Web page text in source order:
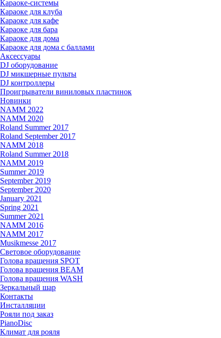
Караоке-системы
Караоке для клуба
Караоке для кафе
Караоке для бара
Караоке для дома
Караоке для дома с баллами
Аксессуары
DJ оборудование
DJ микшерные пульты
DJ контроллеры
Проигрыватели виниловых пластинок
Новинки
NAMM 2022
NAMM 2020
Roland Summer 2017
Roland September 2017
NAMM 2018
Roland Summer 2018
NAMM 2019
Summer 2019
September 2019
September 2020
January 2021
Spring 2021
Summer 2021
NAMM 2016
NAMM 2017
Musikmesse 2017
Световое оборудование
Голова вращения SPOT
Голова вращения BEAM
Голова вращения WASH
Зеркальный шар
Контакты
Инсталляции
Рояли под заказ
PianoDisc
Климат для рояля